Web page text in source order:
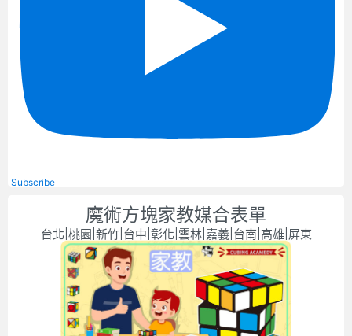
Subscribe
魔術方塊家教媒合表單
台北|桃園|新竹|台中|彰化|雲林|嘉義|台南|高雄|屏東